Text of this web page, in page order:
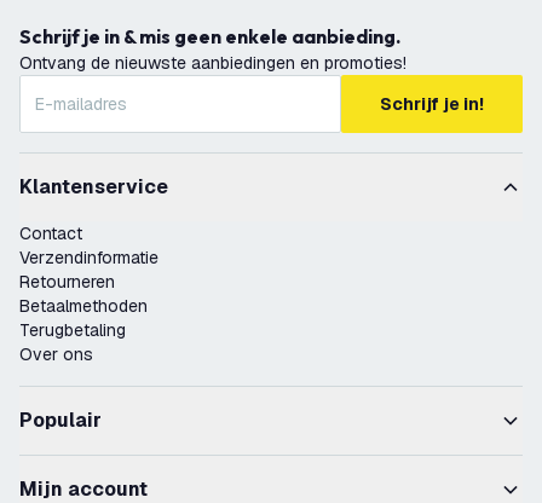
Schrijf je in & mis geen enkele aanbieding.
Ontvang de nieuwste aanbiedingen en promoties!
Schrijf je in!
Klantenservice
Contact
Verzendinformatie
Retourneren
Betaalmethoden
Terugbetaling
Over ons
Populair
Mijn account